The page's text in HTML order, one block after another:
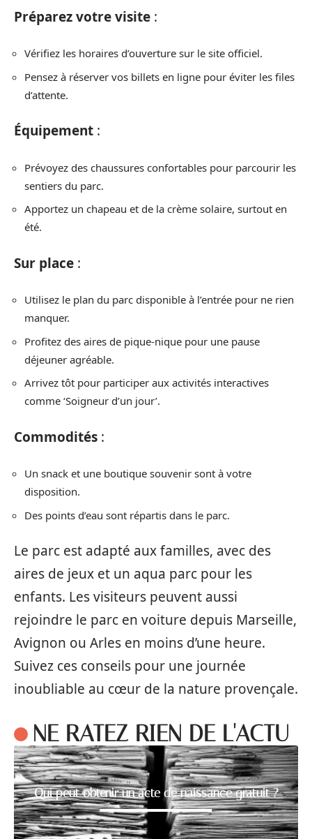
Préparez votre visite :
Vérifiez les horaires d’ouverture sur le site officiel.
Pensez à réserver vos billets en ligne pour éviter les files
d’attente.
Équipement :
Prévoyez des chaussures confortables pour parcourir les
sentiers du parc.
Apportez un chapeau et de la crème solaire, surtout en
été.
Sur place :
Utilisez le plan du parc disponible à l’entrée pour ne rien
manquer.
Profitez des aires de pique-nique pour une pause
déjeuner agréable.
Arrivez tôt pour participer aux activités interactives
comme ‘Soigneur d’un jour’.
Commodités :
Un snack et une boutique souvenir sont à votre
disposition.
Des points d’eau sont répartis dans le parc.
Le parc est adapté aux familles, avec des
aires de jeux et un aqua parc pour les
enfants. Les visiteurs peuvent aussi
rejoindre le parc en voiture depuis Marseille,
Avignon ou Arles en moins d’une heure.
Suivez ces conseils pour une journée
inoubliable au cœur de la nature provençale.
NE RATEZ RIEN DE L'ACTU
Qui peut obtenir un acte de naissance gratuit ?